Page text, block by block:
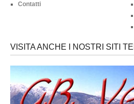
Contatti
VISITA ANCHE I NOSTRI SITI